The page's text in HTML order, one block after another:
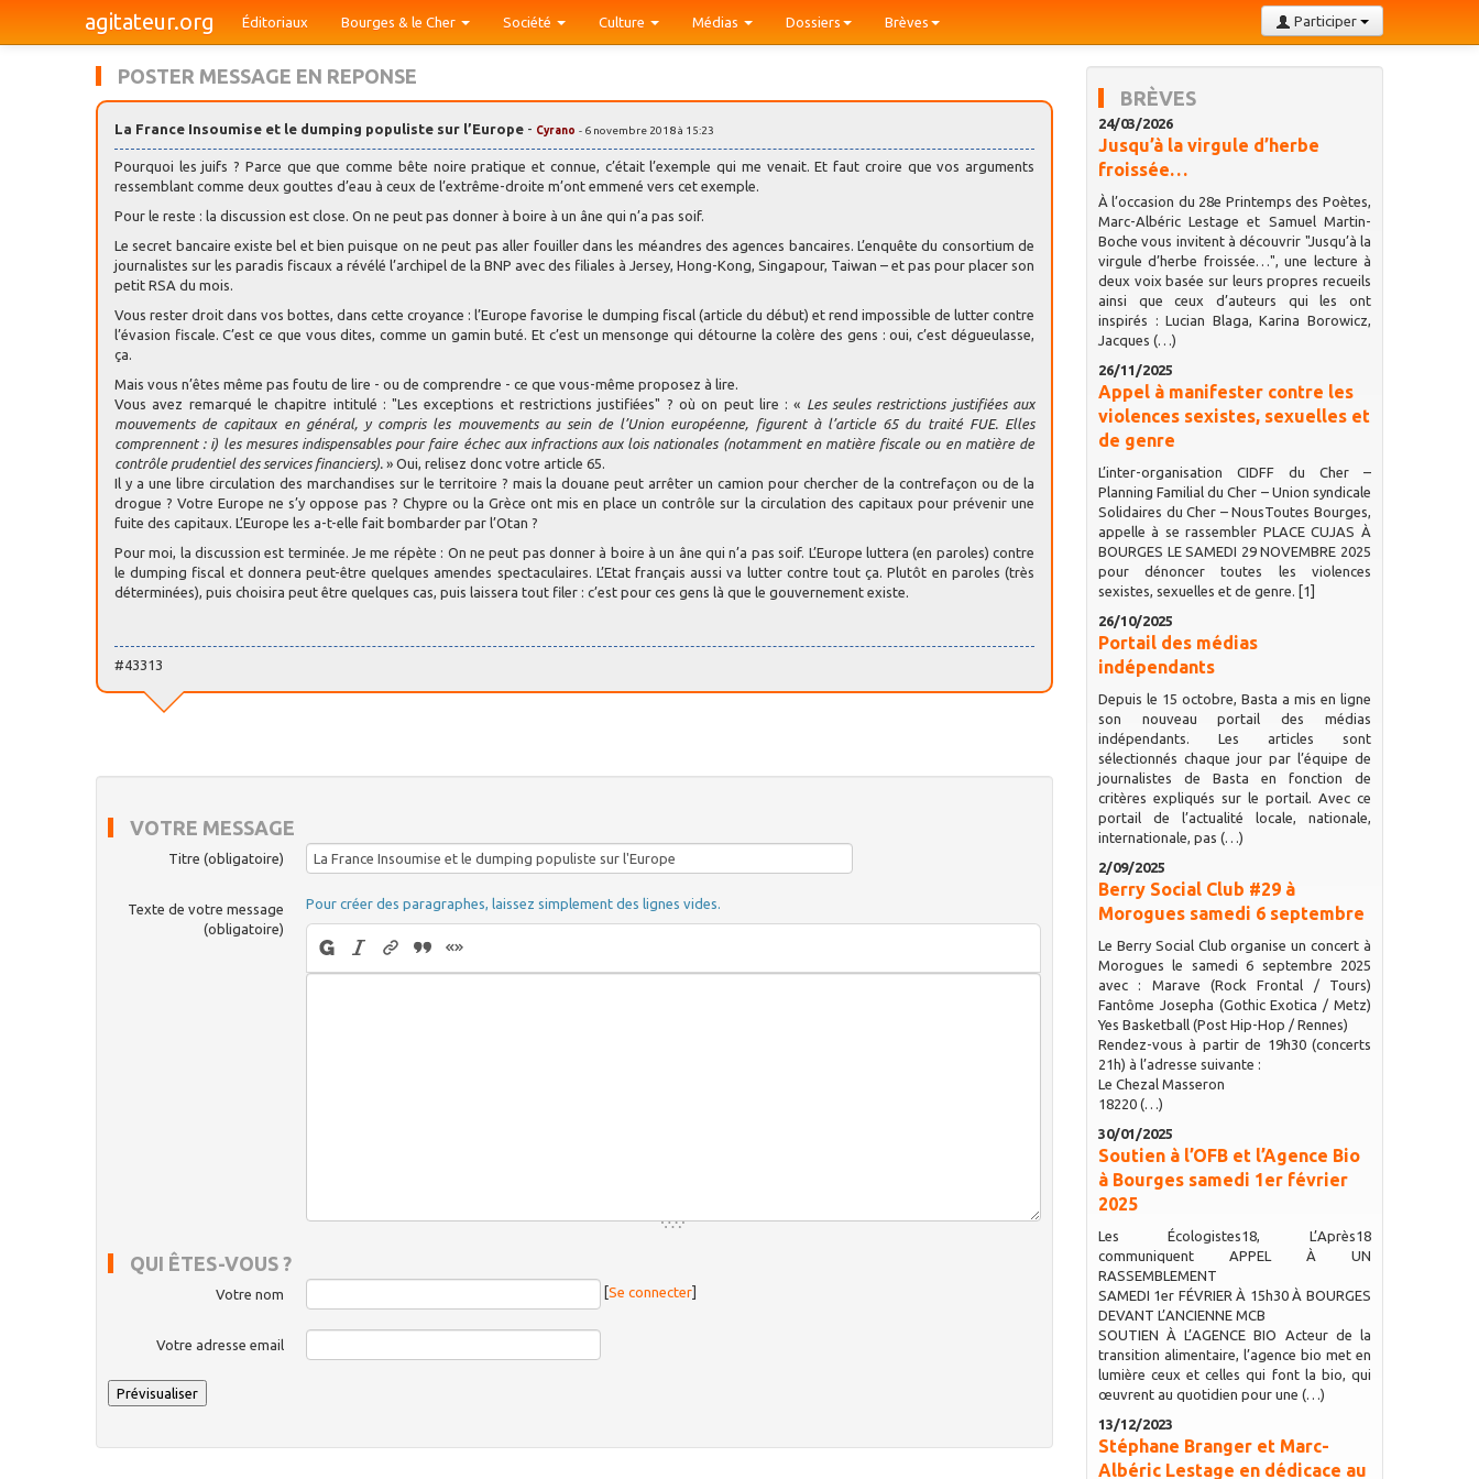
agitateur.org Participer
Éditoriaux Bourges & le Cher Société Culture Médias Dossiers Brèves
POSTER MESSAGE EN REPONSE
La France Insoumise et le dumping populiste sur l’Europe - Cyrano - 6 novembre 2018 à 15:23
Pourquoi les juifs ? Parce que que comme bête noire pratique et connue, c’était l’exemple qui me venait. Et faut croire que vos arguments
ressemblant comme deux gouttes d’eau à ceux de l’extrême-droite m’ont emmené vers cet exemple.
Pour le reste : la discussion est close. On ne peut pas donner à boire à un âne qui n’a pas soif.
Le secret bancaire existe bel et bien puisque on ne peut pas aller fouiller dans les méandres des agences bancaires. L’enquête du consortium de
journalistes sur les paradis fiscaux a révélé l’archipel de la BNP avec des filiales à Jersey, Hong-Kong, Singapour, Taiwan – et pas pour placer son
petit RSA du mois.
Vous rester droit dans vos bottes, dans cette croyance : l’Europe favorise le dumping fiscal (article du début) et rend impossible de lutter contre
l’évasion fiscale. C’est ce que vous dites, comme un gamin buté. Et c’est un mensonge qui détourne la colère des gens : oui, c’est dégueulasse,
ça.
Mais vous n’êtes même pas foutu de lire - ou de comprendre - ce que vous-même proposez à lire.
Vous avez remarqué le chapitre intitulé : "Les exceptions et restrictions justifiées" ? où on peut lire : « Les seules restrictions justifiées aux
mouvements de capitaux en général, y compris les mouvements au sein de l’Union européenne, figurent à l’article 65 du traité FUE. Elles
comprennent : i) les mesures indispensables pour faire échec aux infractions aux lois nationales (notamment en matière fiscale ou en matière de
contrôle prudentiel des services financiers). » Oui, relisez donc votre article 65.
Il y a une libre circulation des marchandises sur le territoire ? mais la douane peut arrêter un camion pour chercher de la contrefaçon ou de la
drogue ? Votre Europe ne s’y oppose pas ? Chypre ou la Grèce ont mis en place un contrôle sur la circulation des capitaux pour prévenir une
fuite des capitaux. L’Europe les a-t-elle fait bombarder par l’Otan ?
Pour moi, la discussion est terminée. Je me répète : On ne peut pas donner à boire à un âne qui n’a pas soif. L’Europe luttera (en paroles) contre
le dumping fiscal et donnera peut-être quelques amendes spectaculaires. L’Etat français aussi va lutter contre tout ça. Plutôt en paroles (très
déterminées), puis choisira peut être quelques cas, puis laissera tout filer : c’est pour ces gens là que le gouvernement existe.
#43313
VOTRE MESSAGE
Titre (obligatoire)
Texte de votre message
(obligatoire)
Pour créer des paragraphes, laissez simplement des lignes vides.
QUI ÊTES-VOUS ?
Votre nom [Se connecter]
Votre adresse email
BRÈVES
24/03/2026
Jusqu’à la virgule d’herbe
froissée…
À l’occasion du 28e Printemps des Poètes,
Marc-Albéric Lestage et Samuel Martin-
Boche vous invitent à découvrir "Jusqu’à la
virgule d’herbe froissée…", une lecture à
deux voix basée sur leurs propres recueils
ainsi que ceux d’auteurs qui les ont
inspirés : Lucian Blaga, Karina Borowicz,
Jacques (…)
26/11/2025
Appel à manifester contre les
violences sexistes, sexuelles et
de genre
L’inter-organisation CIDFF du Cher –
Planning Familial du Cher – Union syndicale
Solidaires du Cher – NousToutes Bourges,
appelle à se rassembler PLACE CUJAS À
BOURGES LE SAMEDI 29 NOVEMBRE 2025
pour dénoncer toutes les violences
sexistes, sexuelles et de genre. [1]
26/10/2025
Portail des médias
indépendants
Depuis le 15 octobre, Basta a mis en ligne
son nouveau portail des médias
indépendants. Les articles sont
sélectionnés chaque jour par l’équipe de
journalistes de Basta en fonction de
critères expliqués sur le portail. Avec ce
portail de l’actualité locale, nationale,
internationale, pas (…)
2/09/2025
Berry Social Club #29 à
Morogues samedi 6 septembre
Le Berry Social Club organise un concert à
Morogues le samedi 6 septembre 2025
avec : Marave (Rock Frontal / Tours)
Fantôme Josepha (Gothic Exotica / Metz)
Yes Basketball (Post Hip-Hop / Rennes)
Rendez-vous à partir de 19h30 (concerts
21h) à l’adresse suivante :
Le Chezal Masseron
18220 (…)
30/01/2025
Soutien à l’OFB et l’Agence Bio
à Bourges samedi 1er février
2025
Les Écologistes18, L’Après18
communiquent APPEL À UN
RASSEMBLEMENT
SAMEDI 1er FÉVRIER À 15h30 À BOURGES
DEVANT L’ANCIENNE MCB
SOUTIEN À L’AGENCE BIO Acteur de la
transition alimentaire, l’agence bio met en
lumière ceux et celles qui font la bio, qui
œuvrent au quotidien pour une (…)
13/12/2023
Stéphane Branger et Marc-
Albéric Lestage en dédicace au